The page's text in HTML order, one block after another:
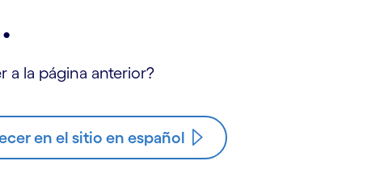
a la página anterior?
en el sitio en español